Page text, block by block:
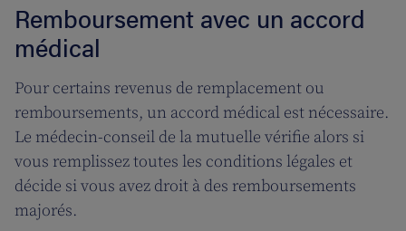
Remboursement avec un accord
médical
Pour certains revenus de remplacement ou
remboursements, un accord médical est nécessaire.
Le médecin-conseil de la mutuelle vérifie alors si
vous remplissez toutes les conditions légales et
décide si vous avez droit à des remboursements
majorés.